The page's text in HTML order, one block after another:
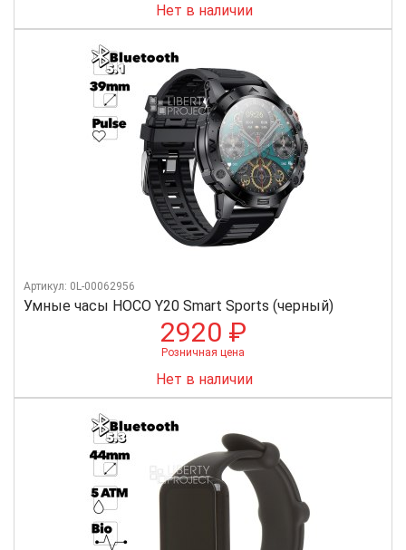
Нет в наличии
Умные часы HOCO Y20 Smart Sports (черный)
Артикул: 0L-00062956
2920 ₽
Розничная цена
Нет в наличии